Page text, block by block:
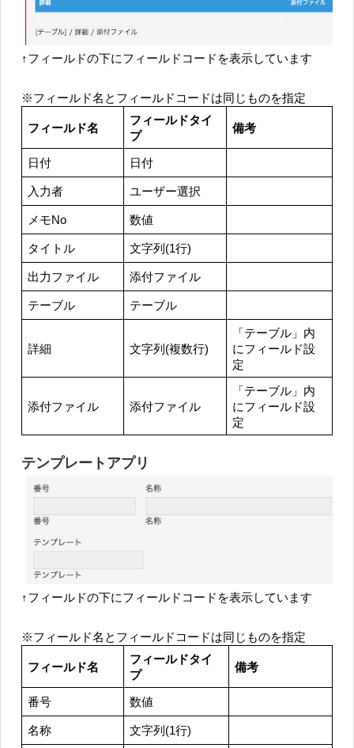
↑フィールドの下にフィールドコードを表示しています
※フィールド名とフィールドコードは同じものを指定
フィールド名
フィールドタイ
プ
備考
日付 日付
入力者 ユーザー選択
メモNo 数値
タイトル 文字列(1行)
出力ファイル 添付ファイル
テーブル テーブル
詳細 文字列(複数行)
「テーブル」内
にフィールド設
定
添付ファイル 添付ファイル
「テーブル」内
にフィールド設
定
テンプレートアプリ
↑フィールドの下にフィールドコードを表示しています
※フィールド名とフィールドコードは同じものを指定
フィールド名
フィールドタイ
プ
備考
番号 数値
名称 文字列(1行)